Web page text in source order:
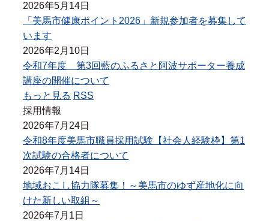
2026年5月14日
「美馬市健康ポイント2026」新規参加者を募集して
います
2026年2月10日
令和7年度 第3回藍のふるさと阿波サポーター養成
講座の開催について
もっと見る RSS
採用情報
2026年7月24日
令和8年度美馬市職員採用試験【社会人経験枠】第1
次試験の合格者について
2026年7月14日
地域おこし協力隊募集！～美馬市のゆず産地化に向
けた新しい取組～
2026年7月1日